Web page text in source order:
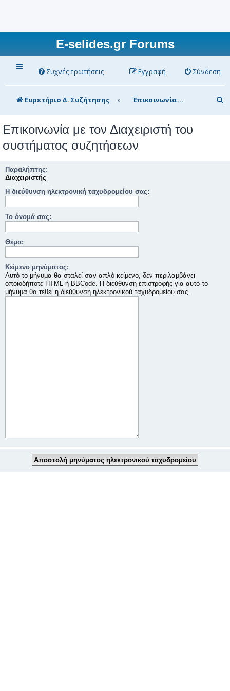
E-selides.gr Forums
Συχνές ερωτήσεις Σύνδεση
Εγγραφή
Ευρετήριο Δ. Συζήτησης Επικοινωνία με τον Διαχειριστή του συστήματος συζητήσεων
ν
Επικοινωνία με τον Διαχειριστή του
συστήματος συζητήσεων
Παραλήπτης:
Διαχειριστής
Η διεύθυνση ηλεκτρονική ταχυδρομείου σας:
Το όνομά σας:
Θέμα:
Κείμενο μηνύματος:
Αυτό το μήνυμα θα σταλεί σαν απλό κείμενο, δεν περιλαμβάνει
οποιοδήποτε HTML ή BBCode. Η διεύθυνση επιστροφής για αυτό το
μήνυμα θα τεθεί η διεύθυνση ηλεκτρονικού ταχυδρομείου σας.